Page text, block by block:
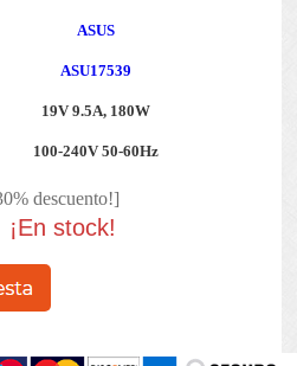
ASUS
ASU17539
19V 9.5A, 180W
100-240V 50-60Hz
descuento!]
¡En stock!